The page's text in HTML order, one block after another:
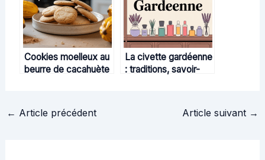
Cookies moelleux au
beurre de cacahuète
La civette gardéenne
: traditions, savoir-
← Article précédent Article suivant →